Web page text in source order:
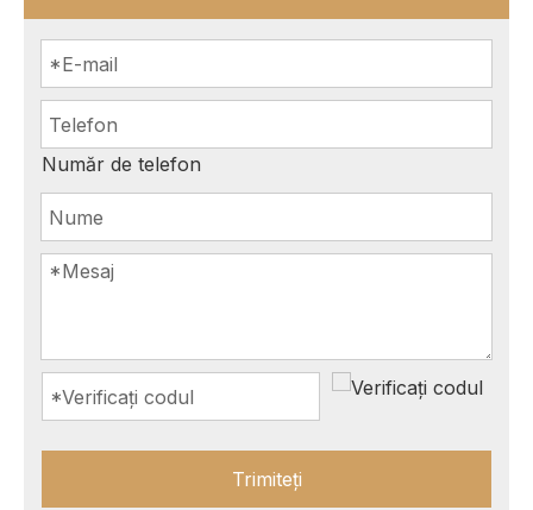
Număr de telefon
Trimiteți